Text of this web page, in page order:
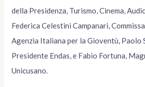
della Presidenza, Turismo, Cinema,
Federica Celestini Campanari,
Agenzia Italiana per la Gioventù, Paolo
Presidente Endas, e Fabio Fortuna,
Unicusano.